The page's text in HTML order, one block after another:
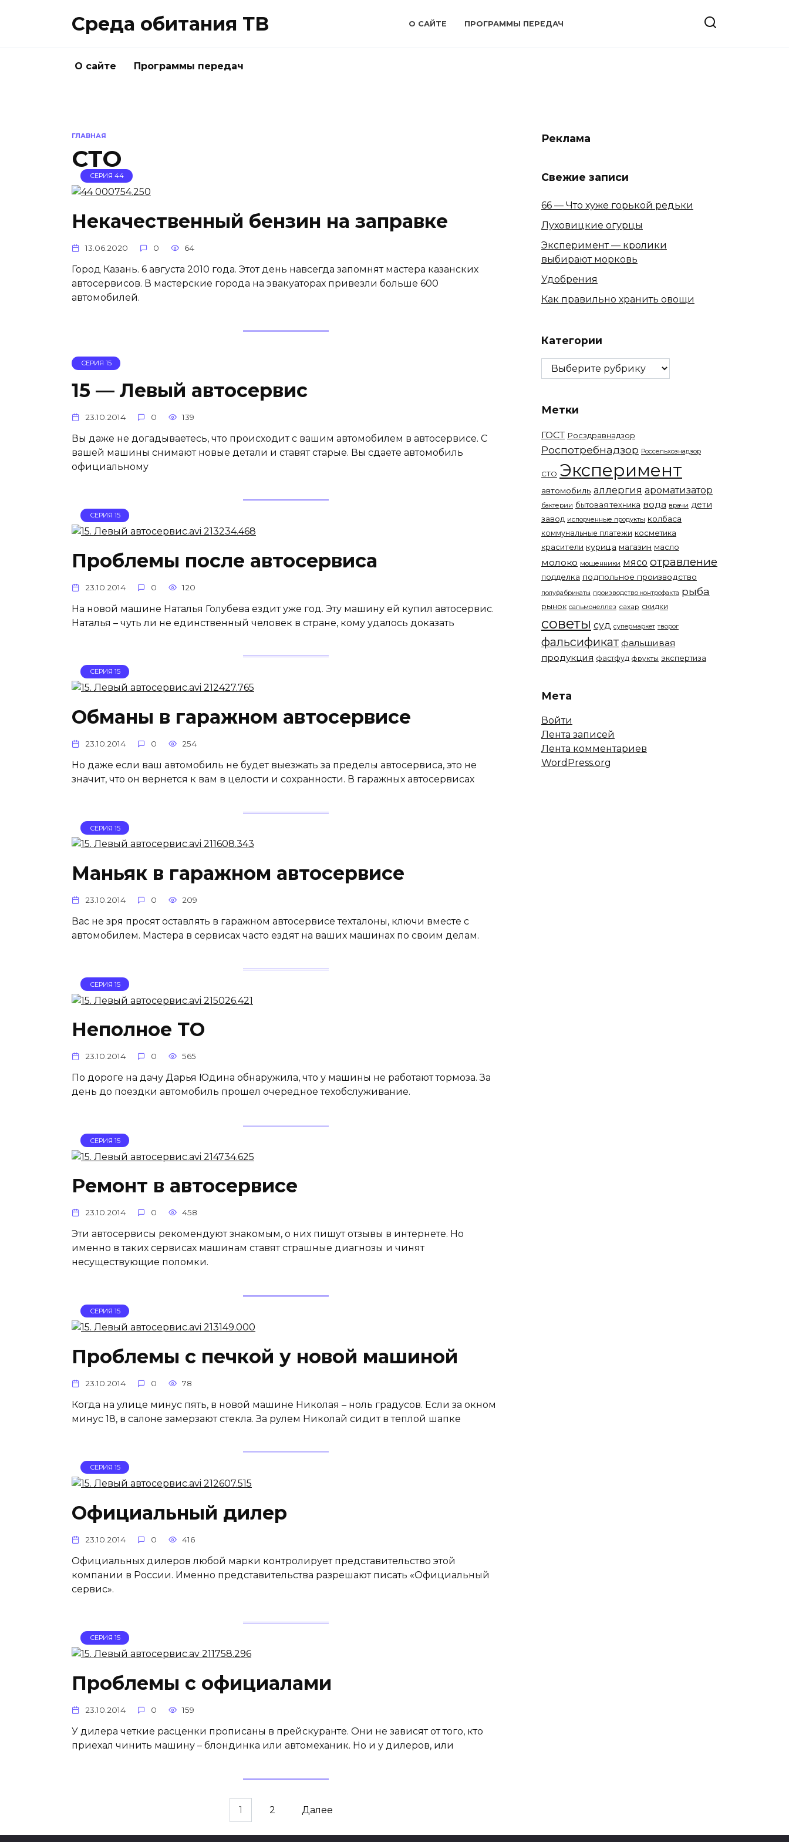
Среда обитания ТВ О САЙТЕ ПРОГРАММЫ ПЕРЕДАЧ
О сайте Программы передач
ГЛАВНАЯ
СТО
СЕРИЯ 44
Некачественный бензин на заправке
13.06.2020 0 64
Город Казань. 6 августа 2010 года. Этот день навсегда запомнят мастера казанских
автосервисов. В мастерские города на эвакуаторах привезли больше 600
автомобилей.
СЕРИЯ 15
15 — Левый автосервис
23.10.2014 0 139
Вы даже не догадываетесь, что происходит с вашим автомобилем в автосервисе. С
вашей машины снимают новые детали и ставят старые. Вы сдаете автомобиль
официальному
СЕРИЯ 15
Проблемы после автосервиса
23.10.2014 0 120
На новой машине Наталья Голубева ездит уже год. Эту машину ей купил автосервис.
Наталья – чуть ли не единственный человек в стране, кому удалось доказать
СЕРИЯ 15
Обманы в гаражном автосервисе
23.10.2014 0 254
Но даже если ваш автомобиль не будет выезжать за пределы автосервиса, это не
значит, что он вернется к вам в целости и сохранности. В гаражных автосервисах
СЕРИЯ 15
Маньяк в гаражном автосервисе
23.10.2014 0 209
Вас не зря просят оставлять в гаражном автосервисе техталоны, ключи вместе с
автомобилем. Мастера в сервисах часто ездят на ваших машинах по своим делам.
СЕРИЯ 15
Неполное ТО
23.10.2014 0 565
По дороге на дачу Дарья Юдина обнаружила, что у машины не работают тормоза. За
день до поездки автомобиль прошел очередное техобслуживание.
СЕРИЯ 15
Ремонт в автосервисе
23.10.2014 0 458
Эти автосервисы рекомендуют знакомым, о них пишут отзывы в интернете. Но
именно в таких сервисах машинам ставят страшные диагнозы и чинят
несуществующие поломки.
СЕРИЯ 15
Проблемы с печкой у новой машиной
23.10.2014 0 78
Когда на улице минус пять, в новой машине Николая – ноль градусов. Если за окном
минус 18, в салоне замерзают стекла. За рулем Николай сидит в теплой шапке
СЕРИЯ 15
Официальный дилер
23.10.2014 0 416
Официальных дилеров любой марки контролирует представительство этой
компании в России. Именно представительства разрешают писать «Официальный
сервис».
СЕРИЯ 15
Проблемы с официалами
23.10.2014 0 159
У дилера четкие расценки прописаны в прейскуранте. Они не зависят от того, кто
приехал чинить машину – блондинка или автомеханик. Но и у дилеров, или
1 2 Далее
Реклама
Свежие записи
66 — Что хуже горькой редьки
Луховицкие огурцы
Эксперимент — кролики
выбирают морковь
Удобрения
Как правильно хранить овощи
Категории
Категории
Метки
ГОСТ Росздравнадзор
Роспотребнадзор Россельхознадзор
СТО Эксперимент
автомобиль аллергия ароматизатор
бактерии бытовая техника вода врачи дети
завод испорченные продукты колбаса
коммунальные платежи косметика
красители курица магазин масло
молоко мошенники мясо отравление
подделка подпольное производство
полуфабрикаты производство контрофакта рыба
рынок сальмонеллез сахар скидки
советы суд супермаркет творог
фальсификат фальшивая
продукция фастфуд фрукты экспертиза
Мета
Войти
Лента записей
Лента комментариев
WordPress.org